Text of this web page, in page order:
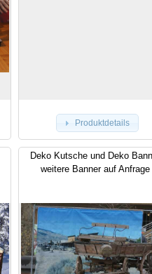
Produktdetails
Deko Kutsche und Deko
weitere Banner auf Anfrage